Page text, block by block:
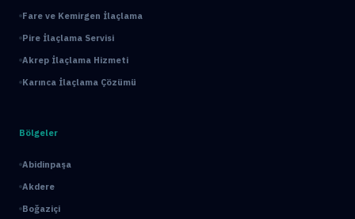
Fare ve Kemirgen İlaçlama
Pire İlaçlama Servisi
Akrep İlaçlama Hizmeti
Karınca İlaçlama Çözümü
Bölgeler
Abidinpaşa
Akdere
Boğaziçi